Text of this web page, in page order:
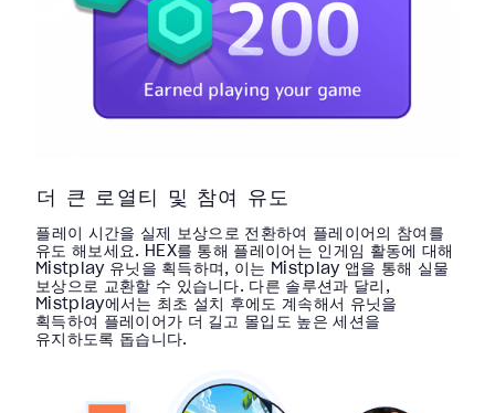
더 큰 로열티 및 참여 유도
플레이 시간을 실제 보상으로 전환하여 플레이어의 참여를
유도 해보세요. HEX를 통해 플레이어는 인게임 활동에 대해
Mistplay 유닛을 획득하며, 이는 Mistplay 앱을 통해 실물
보상으로 교환할 수 있습니다. 다른 솔루션과 달리,
Mistplay에서는 최초 설치 후에도 계속해서 유닛을
획득하여 플레이어가 더 길고 몰입도 높은 세션을
유지하도록 돕습니다.